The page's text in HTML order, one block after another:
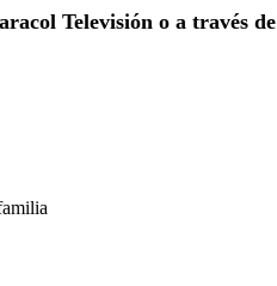
Televisión o a través de